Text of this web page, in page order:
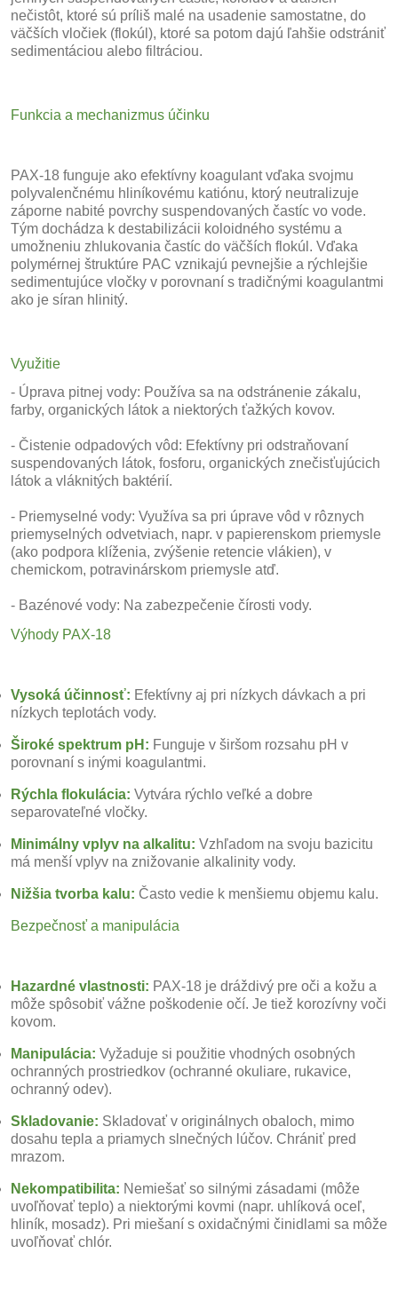
nečistôt, ktoré sú príliš malé na usadenie samostatne, do
väčších vločiek (flokúl), ktoré sa potom dajú ľahšie odstrániť
sedimentáciou alebo filtráciou.
Funkcia a mechanizmus účinku
PAX-18 funguje ako efektívny koagulant vďaka svojmu
polyvalenčnému hliníkovému katiónu, ktorý neutralizuje
záporne nabité povrchy suspendovaných častíc vo vode.
Tým dochádza k destabilizácii koloidného systému a
umožneniu zhlukovania častíc do väčších flokúl. Vďaka
polymérnej štruktúre PAC vznikajú pevnejšie a rýchlejšie
sedimentujúce vločky v porovnaní s tradičnými koagulantmi
ako je síran hlinitý.
Využitie
- Úprava pitnej vody: Používa sa na odstránenie zákalu,
farby, organických látok a niektorých ťažkých kovov.
- Čistenie odpadových vôd: Efektívny pri odstraňovaní
suspendovaných látok, fosforu, organických znečisťujúcich
látok a vláknitých baktérií.
- Priemyselné vody: Využíva sa pri úprave vôd v rôznych
priemyselných odvetviach, napr. v papierenskom priemysle
(ako podpora klíženia, zvýšenie retencie vlákien), v
chemickom, potravinárskom priemysle atď.
- Bazénové vody: Na zabezpečenie čírosti vody.
Výhody PAX-18
Vysoká účinnosť: Efektívny aj pri nízkych dávkach a pri
nízkych teplotách vody.
Široké spektrum pH: Funguje v širšom rozsahu pH v
porovnaní s inými koagulantmi.
Rýchla flokulácia: Vytvára rýchlo veľké a dobre
separovateľné vločky.
Minimálny vplyv na alkalitu: Vzhľadom na svoju bazicitu
má menší vplyv na znižovanie alkalinity vody.
Nižšia tvorba kalu: Často vedie k menšiemu objemu kalu.
Bezpečnosť a manipulácia
Hazardné vlastnosti: PAX-18 je dráždivý pre oči a kožu a
môže spôsobiť vážne poškodenie očí. Je tiež korozívny voči
kovom.
Manipulácia: Vyžaduje si použitie vhodných osobných
ochranných prostriedkov (ochranné okuliare, rukavice,
ochranný odev).
Skladovanie: Skladovať v originálnych obaloch, mimo
dosahu tepla a priamych slnečných lúčov. Chrániť pred
mrazom.
Nekompatibilita: Nemiešať so silnými zásadami (môže
uvoľňovať teplo) a niektorými kovmi (napr. uhlíková oceľ,
hliník, mosadz). Pri miešaní s oxidačnými činidlami sa môže
uvoľňovať chlór.